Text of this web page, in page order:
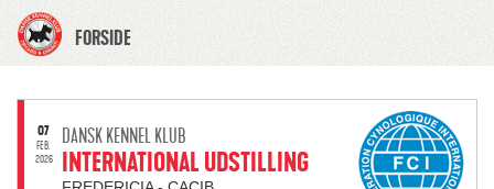
FORSIDE
07
FEB.
2026
DANSK KENNEL KLUB
INTERNATIONAL UDSTILLING